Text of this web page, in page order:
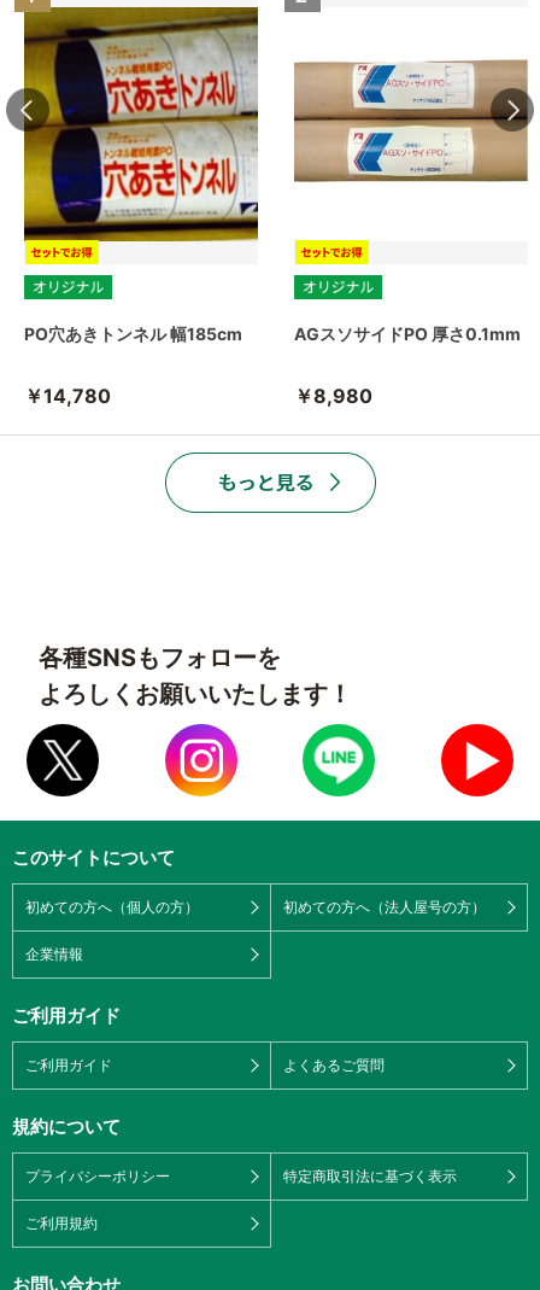
PO穴あきトンネル 幅185cm
￥14,780
AGスソサイドPO 厚さ0.1mm
￥8,980
各種SNSもフォローを
よろしくお願いいたします！
このサイトについて
初めての方へ（個人の方） 初めての方へ（法人屋号の方）
企業情報
ご利用ガイド
ご利用ガイド よくあるご質問
規約について
プライバシーポリシー 特定商取引法に基づく表示
ご利用規約
お問い合わせ